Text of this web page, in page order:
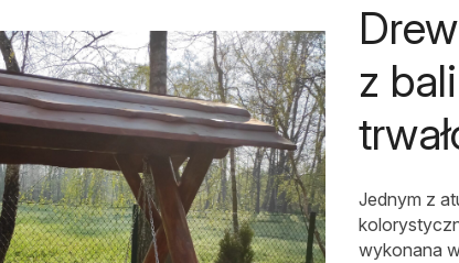
z
Jednym z
wykonana